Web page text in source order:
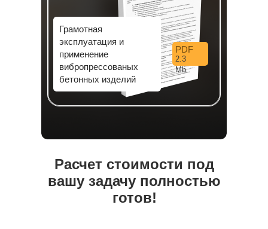
Грамотная
эксплуатация и
применение
вибропрессованых
бетонных изделий
PDF
2.3
Mb
Расчет стоимости под
вашу задачу полностью
готов!